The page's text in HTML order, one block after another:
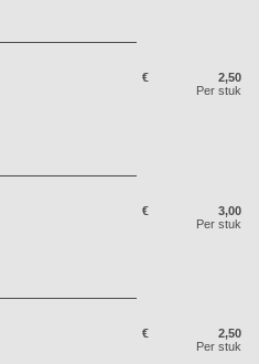
€
2,50
Per stuk
€
3,00
Per stuk
€
2,50
Per stuk